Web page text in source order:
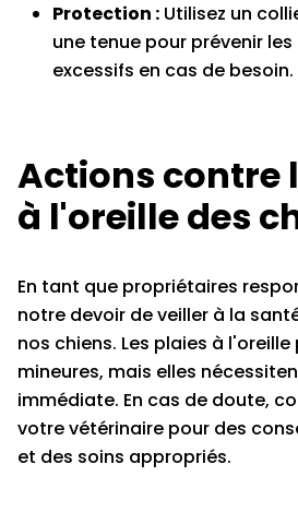
Protection : Utilisez un
une tenue pour prévenir
excessifs en cas de besoin.
Actions contre
à l'oreille des
En tant que propriétaires
notre devoir de veiller à la
nos chiens. Les plaies à
mineures, mais elles
immédiate. En cas de doute,
votre vétérinaire pour des
et des soins appropriés.